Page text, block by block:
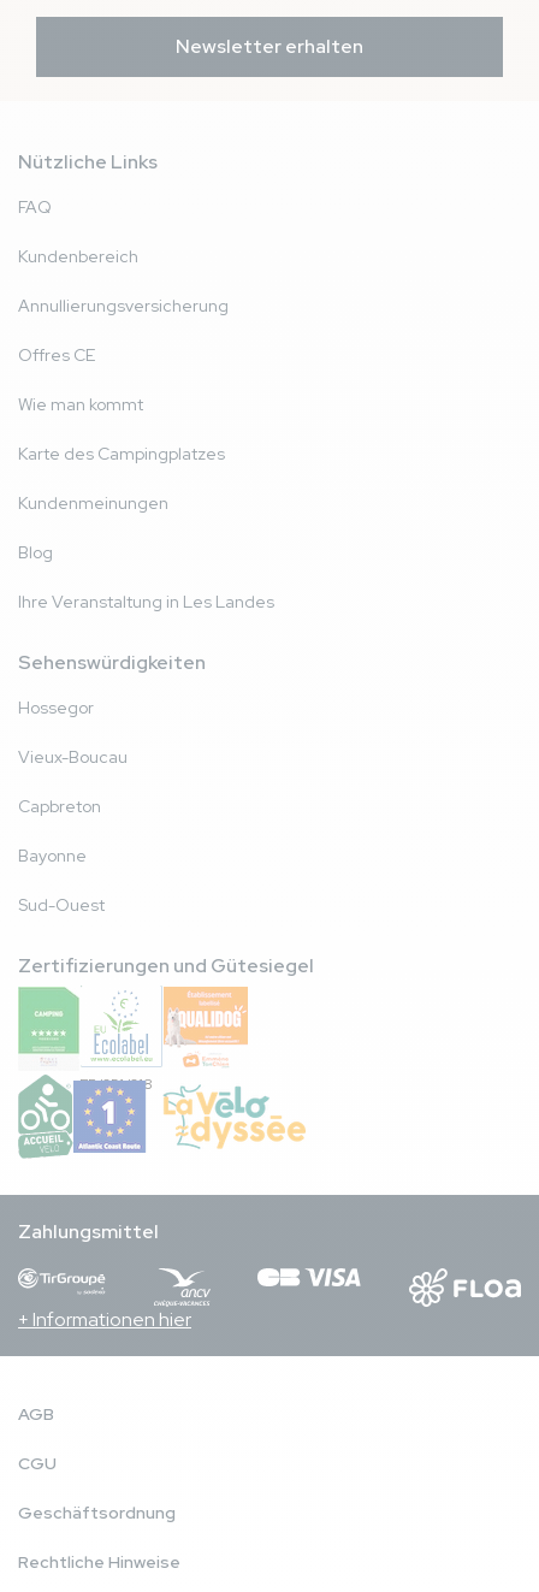
Newsletter erhalten
Nützliche Links
FAQ
Kundenbereich
Annullierungsversicherung
Offres CE
Wie man kommt
Karte des Campingplatzes
Kundenmeinungen
Blog
Ihre Veranstaltung in Les Landes
Sehenswürdigkeiten
Hossegor
Vieux-Boucau
Capbreton
Bayonne
Sud-Ouest
Zertifizierungen und Gütesiegel
FR/051/018
Zahlungsmittel
+ Informationen hier
AGB
CGU
Geschäftsordnung
Rechtliche Hinweise